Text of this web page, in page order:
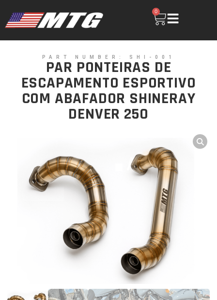
0
PART NUMBER: SHI-001
PAR PONTEIRAS DE
ESCAPAMENTO ESPORTIVO
COM ABAFADOR SHINERAY
DENVER 250